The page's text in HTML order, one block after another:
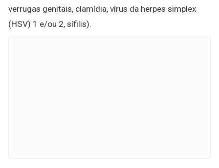
verrugas genitais, clamídia, vírus da herpes simplex
(HSV) 1 e/ou 2, sífilis).